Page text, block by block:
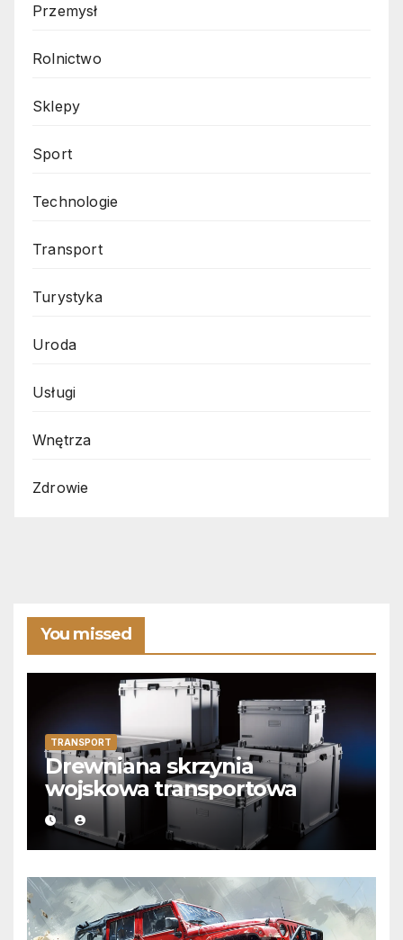
Przemysł
Rolnictwo
Sklepy
Sport
Technologie
Transport
Turystyka
Uroda
Usługi
Wnętrza
Zdrowie
You missed
TRANSPORT
Drewniana skrzynia
wojskowa transportowa